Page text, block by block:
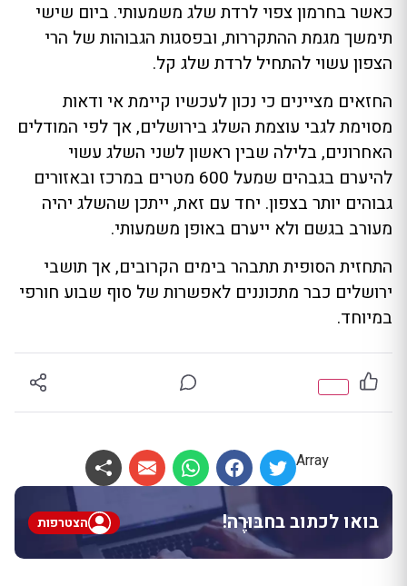
כאשר בחרמון צפוי לרדת שלג משמעותי. ביום שישי
תימשך מגמת ההתקררות, ובפסגות הגבוהות של הרי
הצפון עשוי להתחיל לרדת שלג קל.
החזאים מציינים כי נכון לעכשיו קיימת אי ודאות
מסוימת לגבי עוצמת השלג בירושלים, אך לפי המודלים
האחרונים, בלילה שבין ראשון לשני השלג עשוי
להיערם בגבהים שמעל 600 מטרים במרכז ובאזורים
גבוהים יותר בצפון. יחד עם זאת, ייתכן שהשלג יהיה
מעורב בגשם ולא ייערם באופן משמעותי.
התחזית הסופית תתבהר בימים הקרובים, אך תושבי
ירושלים כבר מתכוננים לאפשרות של סוף שבוע חורפי
במיוחד.
Array
בואו לכתוב בחבּוּרֶה! הצטרפות